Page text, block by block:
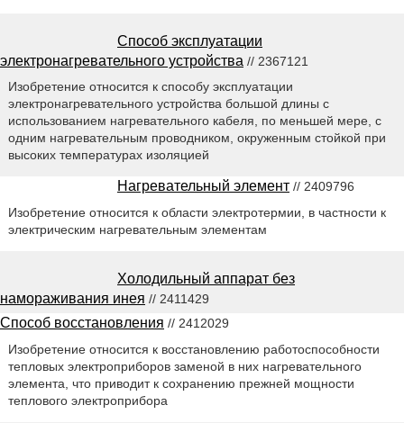
Способ эксплуатации
электронагревательного устройства // 2367121
Изобретение относится к способу эксплуатации
электронагревательного устройства большой длины с
использованием нагревательного кабеля, по меньшей мере, с
одним нагревательным проводником, окруженным стойкой при
высоких температурах изоляцией
Нагревательный элемент // 2409796
Изобретение относится к области электротермии, в частности к
электрическим нагревательным элементам
Холодильный аппарат без
намораживания инея // 2411429
Способ восстановления // 2412029
Изобретение относится к восстановлению работоспособности
тепловых электроприборов заменой в них нагревательного
элемента, что приводит к сохранению прежней мощности
теплового электроприбора